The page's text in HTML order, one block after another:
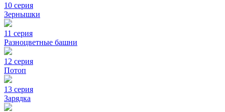
10 серия
Зернышки
11 серия
Разноцветные башни
12 серия
Потоп
13 серия
Зарядка